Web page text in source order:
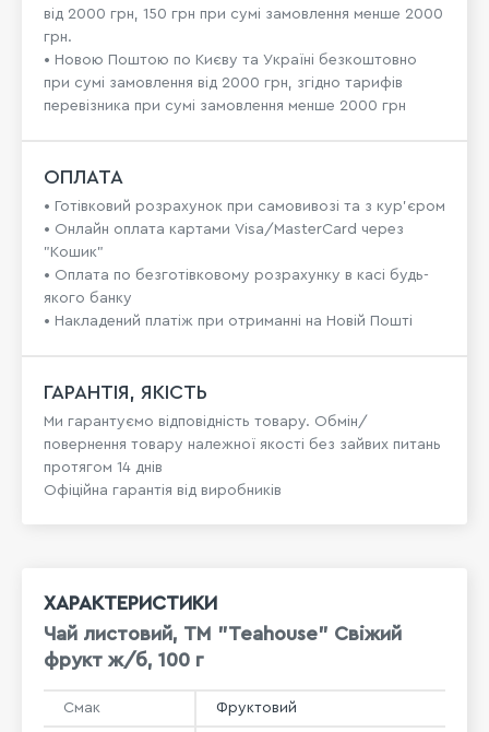
від 2000 грн, 150 грн при сумі замовлення менше 2000
грн.
• Новою Поштою по Києву та Україні безкоштовно
при сумі замовлення від 2000 грн, згідно тарифів
перевізника при сумі замовлення менше 2000 грн
ОПЛАТА
• Готівковий розрахунок при самовивозі та з кур’єром
• Онлайн оплата картами Visa/MasterCard через
"Кошик"
• Оплата по безготівковому розрахунку в касі будь-
якого банку
• Накладений платіж при отриманні на Новій Пошті
ГАРАНТІЯ, ЯКІСТЬ
Ми гарантуємо відповідність товару. Обмін/
повернення товару належної якості без зайвих питань
протягом 14 днів
Офіційна гарантія від виробників
ХАРАКТЕРИСТИКИ
Чай листовий, ТМ "Teahouse" Свіжий
фрукт ж/б, 100 г
Смак Фруктовий